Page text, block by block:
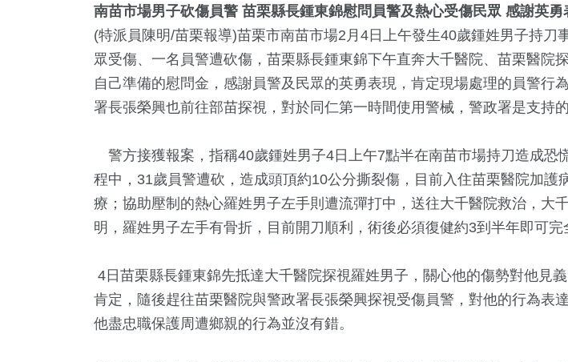
南苗市場男子砍傷員警 苗栗縣長鍾東錦慰問員警及熱心受傷民眾 感謝英勇
(特派員陳明/苗栗報導)苗栗市南苗市場2月4日上午發生40歲鍾姓男子持刀
眾受傷、一名員警遭砍傷，苗栗縣長鍾東錦下午直奔大千醫院、苗栗醫院
自己準備的慰問金，感謝員警及民眾的英勇表現，肯定現場處理的員警行
署長張榮興也前往部苗探視，對於同仁第一時間使用警械，警政署是支持的
警方接獲報案，指稱40歲鍾姓男子4日上午7點半在南苗市場持刀造成恐
程中，31歲員警遭砍，造成頭頂約10公分撕裂傷，目前入住苗栗醫院加護
療；協助壓制的熱心羅姓男子左手則遭流彈打中，送往大千醫院救治，大
明，羅姓男子左手有骨折，目前開刀順利，術後必須復健約3到半年即可完
4日苗栗縣長鍾東錦先抵達大千醫院探視羅姓男子，關心他的傷勢對他見
肯定，隨後趕往苗栗醫院與警政署長張榮興探視受傷員警，對他的行為表
他盡忠職保護周遭鄉親的行為並沒有錯。